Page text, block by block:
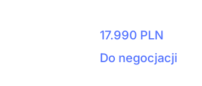
17.990 PLN
Do negocjacji